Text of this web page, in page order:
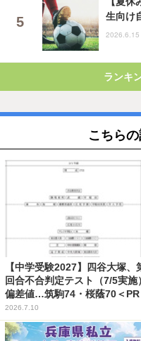
生向け
ランキ
こちら
【中学受験2027】四谷大塚、
回合不合判定テスト（7/5実施）
偏差値…筑駒74・桜蔭70＜PR
2026.7.10